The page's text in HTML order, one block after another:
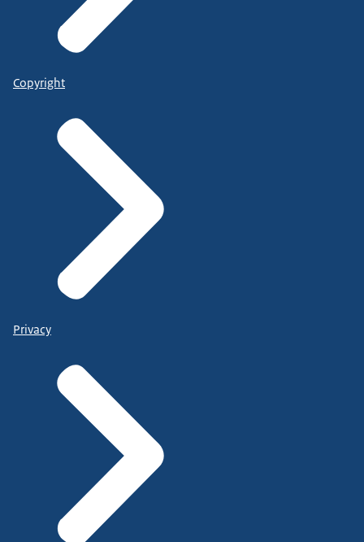
Copyright
Privacy